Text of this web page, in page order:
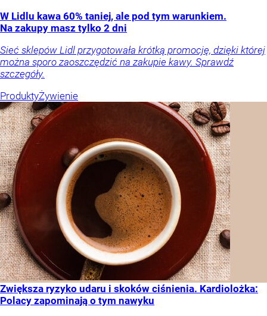
W Lidlu kawa 60% taniej, ale pod tym warunkiem.
Na zakupy masz tylko 2 dni
Sieć sklepów Lidl przygotowała krótką promocję, dzięki której
można sporo zaoszczędzić na zakupie kawy. Sprawdź
szczegóły.
ProduktyŻywienie
Zwiększa ryzyko udaru i skoków ciśnienia. Kardiolożka:
Polacy zapominają o tym nawyku